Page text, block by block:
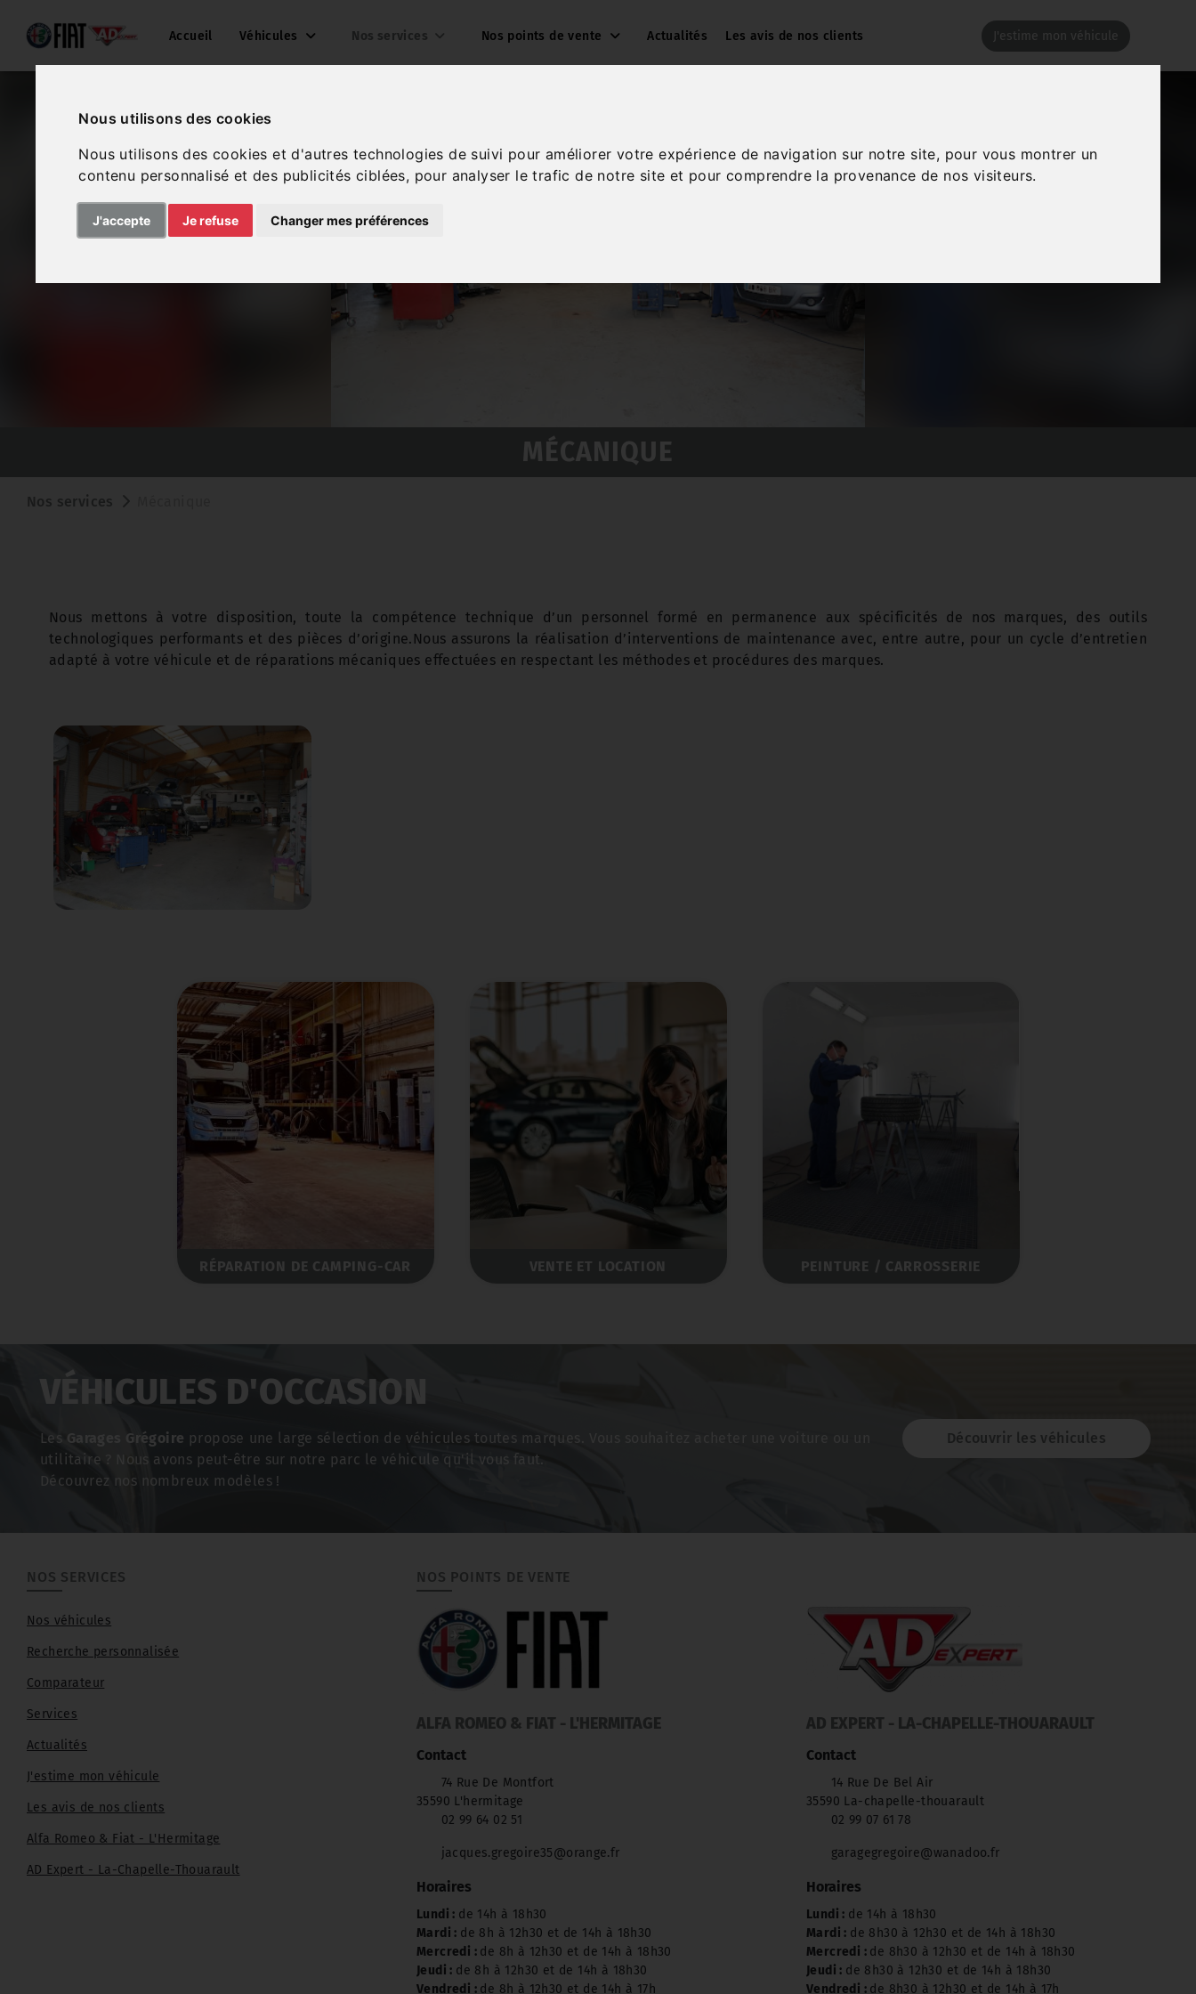
Nous utilisons des cookies
Nous utilisons des cookies et d'autres technologies de suivi pour améliorer votre expérience de navigation sur notre site, pour vous montrer un
contenu personnalisé et des publicités ciblées, pour analyser le trafic de notre site et pour comprendre la provenance de nos visiteurs.
J'accepte Je refuse Changer mes préférences
Accueil Véhicules Nos services Nos points de vente Actualités Les avis de nos clients J'estime mon véhicule
MÉCANIQUE
Nos services
Nous mettons à votre disposition, toute la compétence technique d’un personnel formé en permanence aux spécificités de nos marques, des outils
technologiques performants et des pièces d’origine. Nous assurons la réalisation d’interventions de maintenance avec, entre autre, pour un cycle d’entretien
adapté à votre véhicule et de réparations mécaniques effectuées en respectant les méthodes et procédures des marques.
RÉPARATION DE CAMPING-CAR VENTE ET LOCATION PEINTURE / CARROSSERIE
VÉHICULES D'OCCASION
Les Garages Grégoire propose une large sélection de véhicules toutes marques. Vous souhaitez acheter une voiture ou un
utilitaire ? Nous avons peut-être sur notre parc le véhicule qu'il vous faut.
Découvrez nos nombreux modèles !
Découvrir les véhicules
NOS SERVICES
Nos véhicules
Recherche personnalisée
Comparateur
Services
Actualités
J'estime mon véhicule
Les avis de nos clients
Alfa Romeo & Fiat - L'Hermitage
AD Expert - La-Chapelle-Thouarault
NOS POINTS DE VENTE
ALFA ROMEO & FIAT - L'HERMITAGE
Contact
74 Rue De Montfort
35590 L'hermitage
02 99 64 02 51
jacques.gregoire35@orange.fr
Horaires
Lundi : de 14h à 18h30
Mardi : de 8h à 12h30 et de 14h à 18h30
Mercredi : de 8h à 12h30 et de 14h à 18h30
Jeudi : de 8h à 12h30 et de 14h à 18h30
Vendredi : de 8h à 12h30 et de 14h à 17h
AD EXPERT - LA-CHAPELLE-THOUARAULT
Contact
14 Rue De Bel Air
35590 La-chapelle-thouarault
02 99 07 61 78
garagegregoire@wanadoo.fr
Horaires
Lundi : de 14h à 18h30
Mardi : de 8h30 à 12h30 et de 14h à 18h30
Mercredi : de 8h30 à 12h30 et de 14h à 18h30
Jeudi : de 8h30 à 12h30 et de 14h à 18h30
Vendredi : de 8h30 à 12h30 et de 14h à 17h